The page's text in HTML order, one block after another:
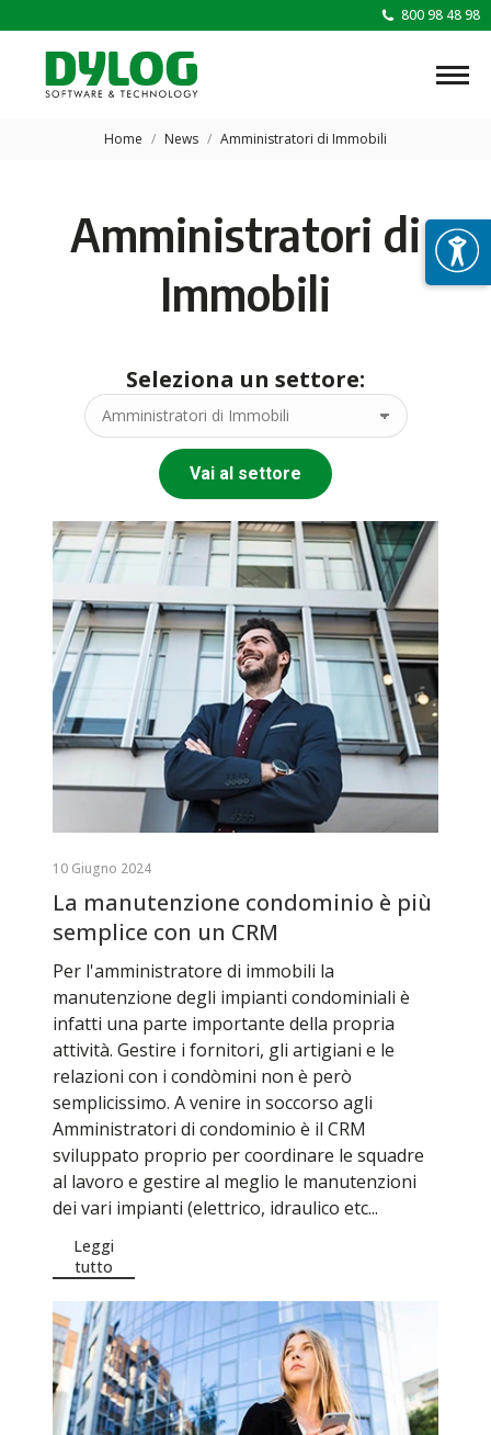
800 98 48 98
Tu sei qui:
Home News Amministratori di Immobili
Amministratori di
Immobili
Seleziona un settore:
Vai al settore
10 Giugno 2024
La manutenzione condominio è più
semplice con un CRM
Per l'amministratore di immobili la
manutenzione degli impianti condominiali è
infatti una parte importante della propria
attività. Gestire i fornitori, gli artigiani e le
relazioni con i condòmini non è però
semplicissimo. A venire in soccorso agli
Amministratori di condominio è il CRM
sviluppato proprio per coordinare le squadre
al lavoro e gestire al meglio le manutenzioni
dei vari impianti (elettrico, idraulico etc...
Leggi
tutto